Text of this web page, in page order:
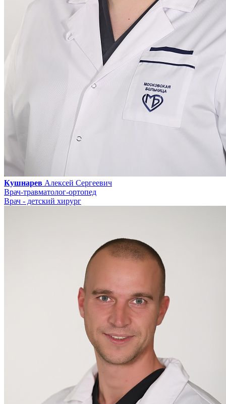
Кушнарев Алексей Сергеевич
Врач-травматолог-ортопед
Врач - детский хирург